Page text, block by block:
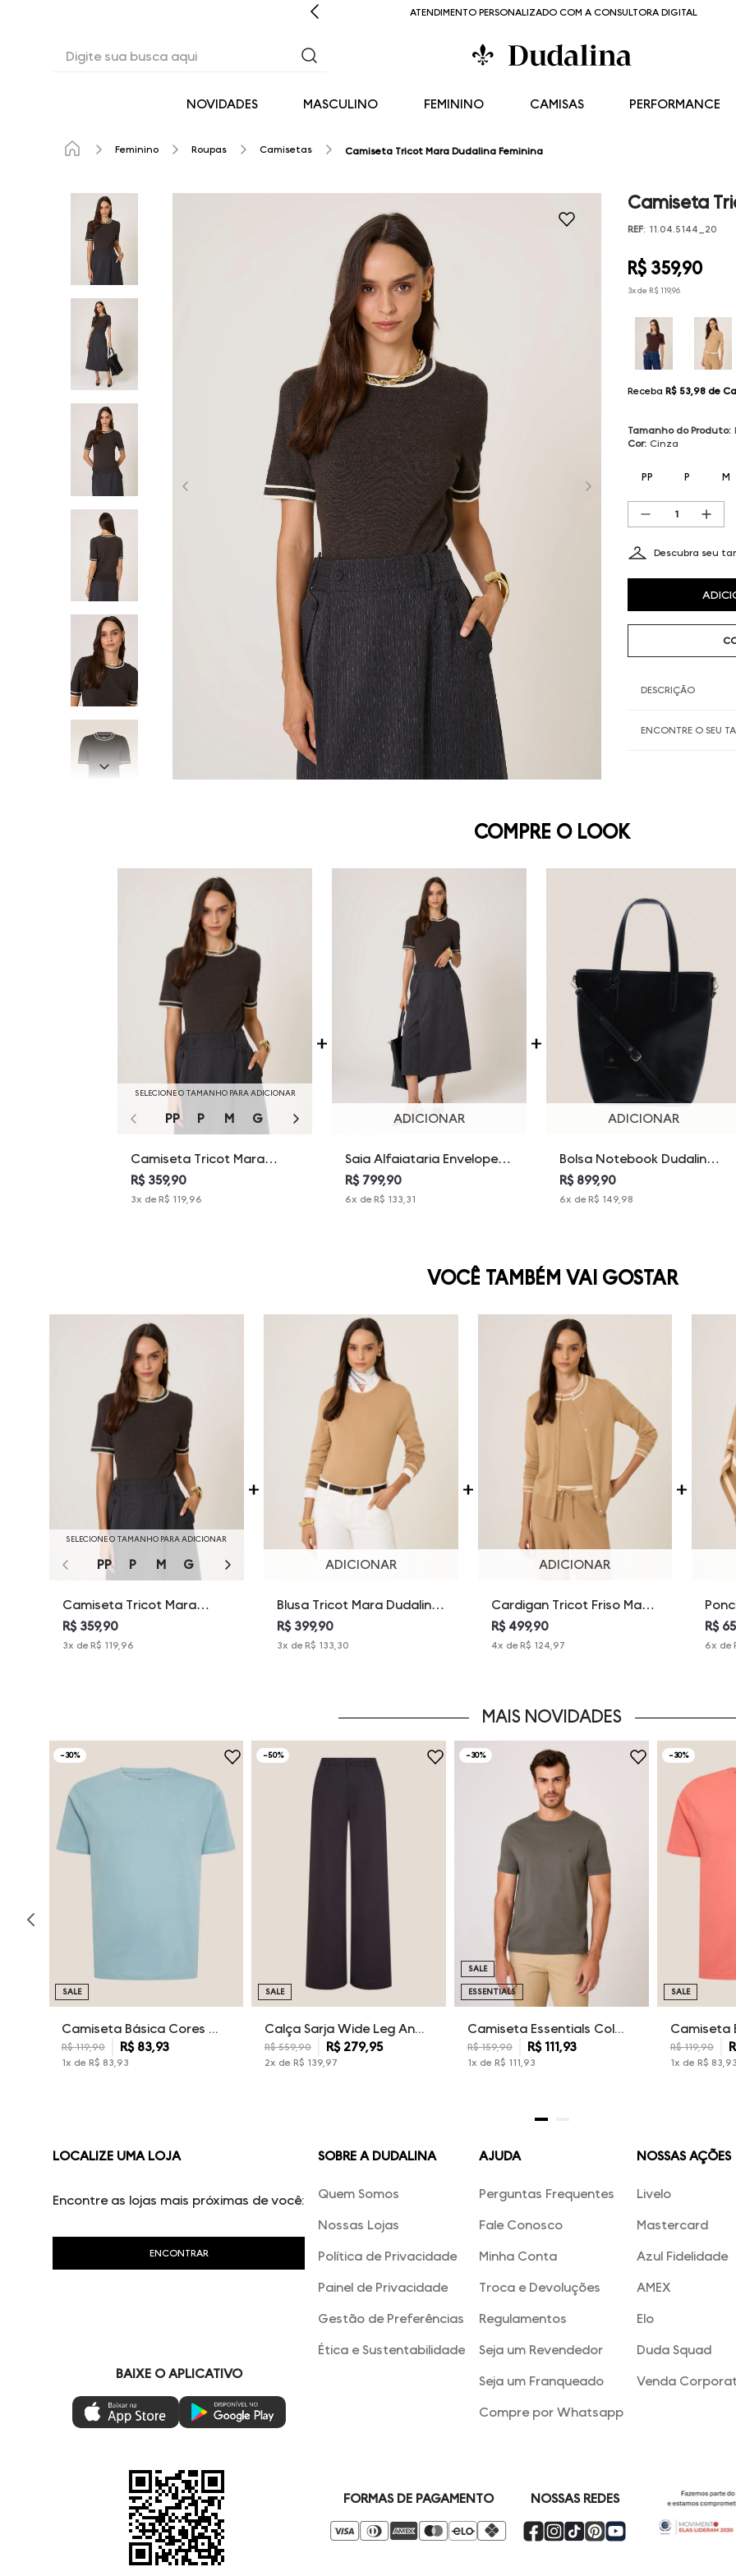
ATENDIMENTO PERSONALIZADO COM A CONSULTORA DIGITAL
NOVIDADES MASCULINO FEMININO CAMISAS PERFORMANCE
Feminino Roupas Camisetas Camiseta Tricot Mara Dudalina Feminina
Camiseta
REF: 11.04.5144_20
R$ 359,90
3x de R$ 119,96
Receba R$ 53,98 de
Tamanho do Produto:
Cor: Cinza
PP P M
Descubra seu
DESCRIÇÃO
ENCONTRE O SEU
COMPRE O LOOK
SELECIONE O TAMANHO PARA ADICIONAR
PP P M G GG
Camiseta Tricot Mara
Dudalina Feminina
R$ 359,90
3x de R$ 119,96
ADICIONAR
Saia Alfaiataria Envelope
Isabel Dudalina Feminina
R$ 799,90
6x de R$ 133,31
ADICIONAR
Bolsa Notebook Dudalina
Feminina
R$ 899,90
6x de R$ 149,98
VOCÊ TAMBÉM VAI GOSTAR
SELECIONE O TAMANHO PARA ADICIONAR
PP P M G GG
Camiseta Tricot Mara
Dudalina Feminina
R$ 359,90
3x de R$ 119,96
ADICIONAR
Blusa Tricot Mara Dudalina
Feminina
R$ 399,90
3x de R$ 133,30
ADICIONAR
Cardigan Tricot Friso Mara
Dudalina Feminina
R$ 499,90
4x de R$ 124,97
R$
6x de
MAIS NOVIDADES
-30%
Camiseta Básica Cores Dudalina Masculina
R$ 119,90 R$ 83,93
1x de R$ 83 93
SALE
-50%
Calça Sarja Wide Leg Ana Dudalina Feminina
R$ 559,90 R$ 279,95
2x de R$ 139, 97
SALE
-30%
Camiseta Essentials Color Dudalina Masculina
R$ 159,90 R$111,93
1x de R$ 111 93
SALE
ESSENTIALS
-30%
R$ 119,90
1x de R$ 83 93
SALE
LOCALIZE UMA LOJA
Encontre as lojas mais próximas de você:
BAIXE O APLICATIVO
SOBRE A DUDALINA
Quem Somos
Nossas Lojas
Política de Privacidade
Painel de Privacidade
Gestão de Preferências
Ética e Sustentabilidade
AJUDA
Perguntas Frequentes
Fale Conosco
Minha Conta
Troca e Devoluções
Regulamentos
Seja um Revendedor
Seja um Franqueado
Compre por Whatsapp
NOSSAS AÇÕES
Livelo
Mastercard
Azul Fidelidade
AMEX
Elo
Duda Squad
Venda
FORMAS DE PAGAMENTO NOSSAS REDES